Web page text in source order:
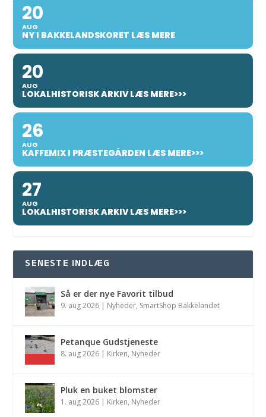
20
AUG
NY I BAKKELANDSKORET LÆS MERE
20
AUG
LOKALHISTORISK ARKIV LÆS MERE>>>
26
AUG
KAFFEMIX I PRÆSTEGÅRDEN LÆS MERE>>>
27
AUG
LOKALHISTORISK ARKIV LÆS MERE>>>
SENESTE INDLÆG
Så er der nye Favorit tilbud
9. aug 2026 | Nyheder, SmartShop Bakkelandet
Petanque Gudstjeneste
8. aug 2026 | Kirken, Nyheder
Pluk en buket blomster
1. aug 2026 | Kirken, Nyheder